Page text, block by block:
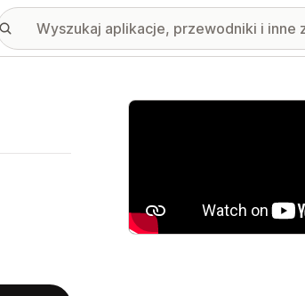
Wyróżnione obrazy w galerii